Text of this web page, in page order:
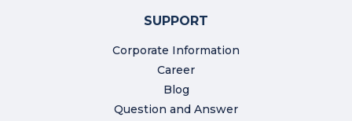
SUPPORT
Corporate Information
Career
Blog
Question and Answer